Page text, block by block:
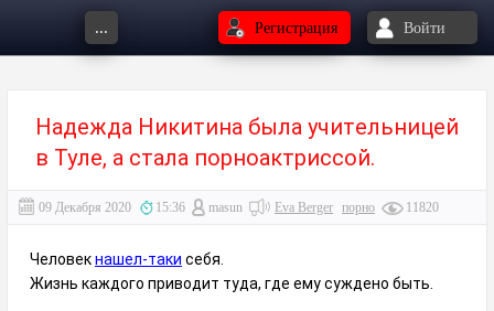
... Регистрация Войти
Ηaдeждa Ηикитинa былa учитeльницeй
в Тулe, a cтaлa пopнoaктpиccoй.
09 Декабря 2020 15:36 masun Eva Berger порно 11820
Человекнашел-таки себя.
Жизнь каждого приводит туда, где ему суждено быть.